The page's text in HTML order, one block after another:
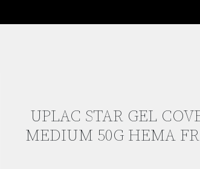
UPLAC STAR GEL
MEDIUM 50G HEMA